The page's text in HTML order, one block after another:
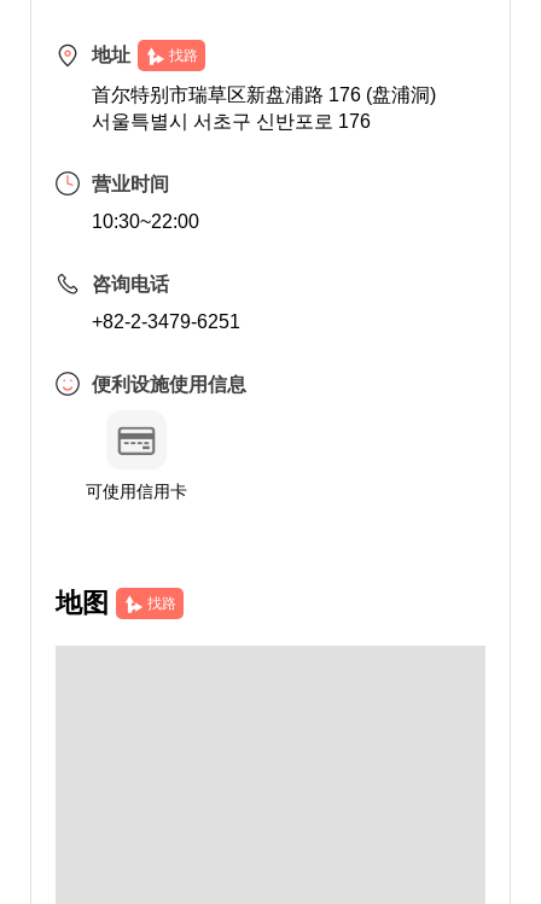
地址 找路
首尔特别市瑞草区新盘浦路 176 (盘浦洞)
서울특별시 서초구 신반포로 176
营业时间
10:30~22:00
咨询电话
+82-2-3479-6251
便利设施使用信息
可使用信用卡
地图 找路